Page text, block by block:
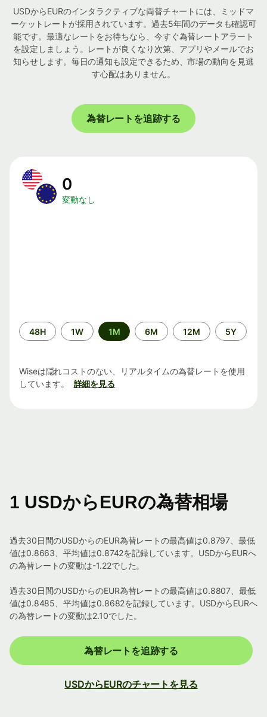
USDからEURのインタラクティブな両替チャートには、ミッドマ
ーケットレートが採用されています。過去5年間のデータも確認可
能です。最適なレートをお待ちなら、今すぐ為替レートアラート
を設定しましょう。レートが良くなり次第、アプリやメールでお
知らせします。毎日の通知も設定できるため、市場の動向を見逃
す心配はありません。
為替レートを追跡する
0
変動なし
期
間
48H 1W 1M 6M 12M 5Y
Wiseは隠れコストのない、リアルタイムの為替レートを使用
しています。
詳細を見る
1 USDからEURの為替相場
過去30日間のUSDからのEUR為替レートの最高値は0.8797、最低
値は0.8663、平均値は0.8742を記録しています。USDからEURへ
の為替レートの変動は-1.22でした。
過去30日間のUSDからのEUR為替レートの最高値は0.8807、最低
値は0.8485、平均値は0.8682を記録しています。USDからEURへ
の為替レートの変動は2.10でした。
為替レートを追跡する
USDからEURのチャートを見る